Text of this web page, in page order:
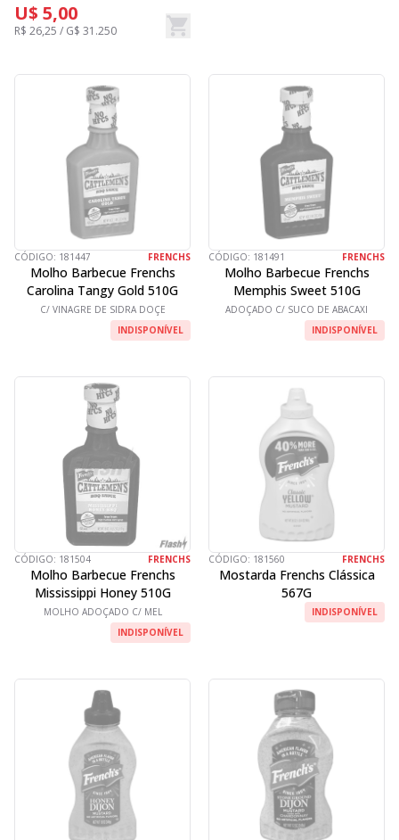
U$ 5,00
R$ 26,25 / G$ 31.250
CÓDIGO: 181447 FRENCHS
Molho Barbecue Frenchs
Carolina Tangy Gold 510G
C/ VINAGRE DE SIDRA DOÇE
INDISPONÍVEL
CÓDIGO: 181491 FRENCHS
Molho Barbecue Frenchs
Memphis Sweet 510G
ADOÇADO C/ SUCO DE ABACAXI
INDISPONÍVEL
CÓDIGO: 181504 FRENCHS
Molho Barbecue Frenchs
Mississippi Honey 510G
MOLHO ADOÇADO C/ MEL
INDISPONÍVEL
CÓDIGO: 181560 FRENCHS
Mostarda Frenchs Clássica
567G
INDISPONÍVEL